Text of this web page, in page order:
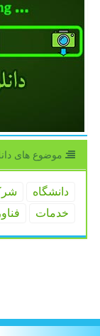
موضوع های
دانشگاه
خدمات